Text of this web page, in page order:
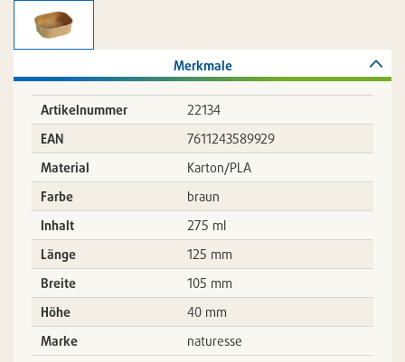
Merkmale
Artikelnummer
22134
EAN
7611243589929
Material
Karton/PLA
Farbe
braun
Inhalt
275 ml
Länge
125 mm
Breite
105 mm
Höhe
40 mm
Marke
naturesse